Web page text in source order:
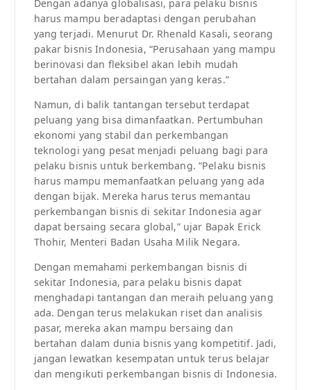
Dengan adanya globalisasi, para pelaku bisnis
harus mampu beradaptasi dengan perubahan
yang terjadi. Menurut Dr. Rhenald Kasali, seorang
pakar bisnis Indonesia, “Perusahaan yang mampu
berinovasi dan fleksibel akan lebih mudah
bertahan dalam persaingan yang keras.”
Namun, di balik tantangan tersebut terdapat
peluang yang bisa dimanfaatkan. Pertumbuhan
ekonomi yang stabil dan perkembangan
teknologi yang pesat menjadi peluang bagi para
pelaku bisnis untuk berkembang. “Pelaku bisnis
harus mampu memanfaatkan peluang yang ada
dengan bijak. Mereka harus terus memantau
perkembangan bisnis di sekitar Indonesia agar
dapat bersaing secara global,” ujar Bapak Erick
Thohir, Menteri Badan Usaha Milik Negara.
Dengan memahami perkembangan bisnis di
sekitar Indonesia, para pelaku bisnis dapat
menghadapi tantangan dan meraih peluang yang
ada. Dengan terus melakukan riset dan analisis
pasar, mereka akan mampu bersaing dan
bertahan dalam dunia bisnis yang kompetitif. Jadi,
jangan lewatkan kesempatan untuk terus belajar
dan mengikuti perkembangan bisnis di Indonesia.